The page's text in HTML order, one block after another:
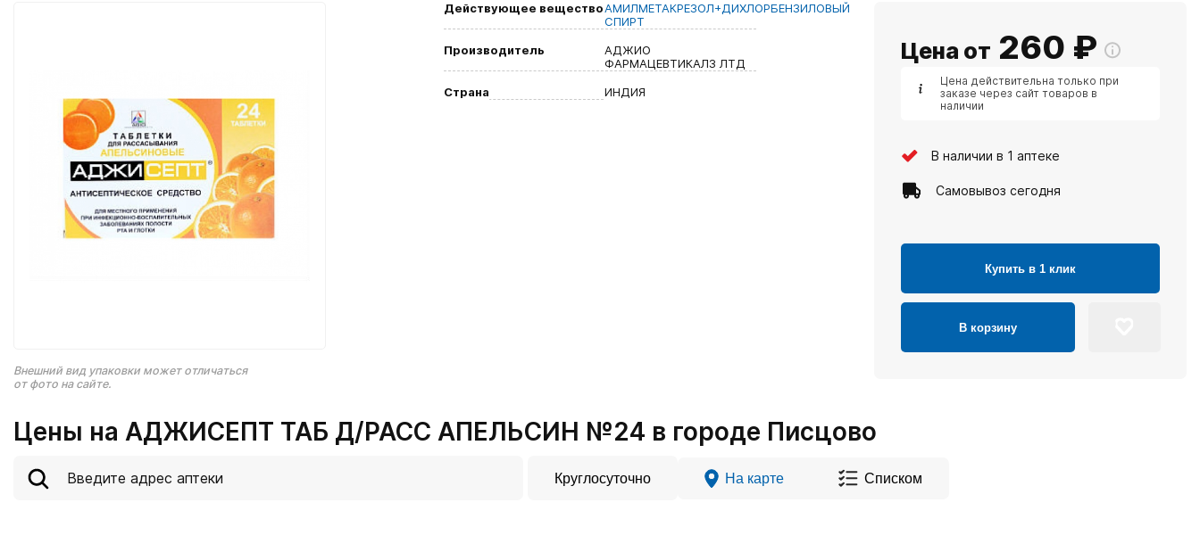
Внешний вид упаковки может отличаться
от фото на сайте.
Действующее веществоАМИЛМЕТАКРЕЗОЛ+ДИХЛОРБЕНЗИЛОВЫЙ
СПИРТ
Производитель
АДЖИО
ФАРМАЦЕВТИКАЛЗ ЛТД
Страна
ИНДИЯ
Цена от 260 ₽
Цена действительна только при
заказе через сайт товаров в
наличии
В наличии в 1 аптеке
Самовывоз сегодня
Купить в 1 клик
В корзину
Цены на АДЖИСЕПТ ТАБ Д/РАСС АПЕЛЬСИН №24 в городе Писцово
Круглосуточно На карте Списком